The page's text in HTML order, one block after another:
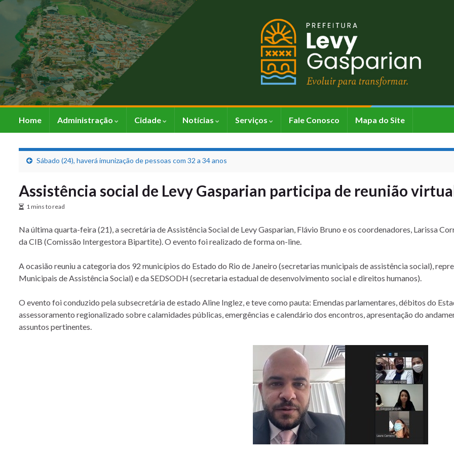
Home Administração Cidade Notícias Serviços Fale Conosco Mapa do Site
Sábado (24), haverá imunização de pessoas com 32 a 34 anos
Assistência social de Levy Gasparian participa de reunião
1 mins to read
Na última quarta-feira (21), a secretária de Assistência Social de Levy Gasparian, Flávio Bruno e os coordenadores, Larissa
da CIB (Comissão Intergestora Bipartite). O evento foi realizado de forma on-line.
A ocasião reuniu a categoria dos 92 municípios do Estado do Rio de Janeiro (secretarias municipais de assistência social),
Municipais de Assistência Social) e da SEDSODH (secretaria estadual de desenvolvimento social e direitos humanos).
O evento foi conduzido pela subsecretária de estado Aline Inglez, e teve como pauta: Emendas parlamentares, débitos do
assessoramento regionalizado sobre calamidades públicas, emergências e calendário dos encontros, apresentação do
assuntos pertinentes.